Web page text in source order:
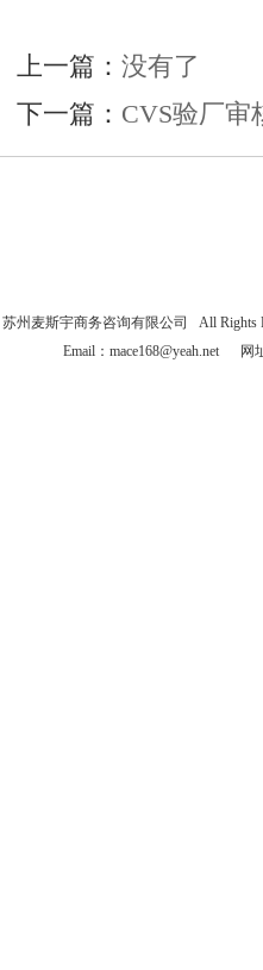
上一篇： 没有了
下一篇： CVS验厂审
苏州麦斯宇商务咨询有限公司 All
Email：mace168@yeah.net